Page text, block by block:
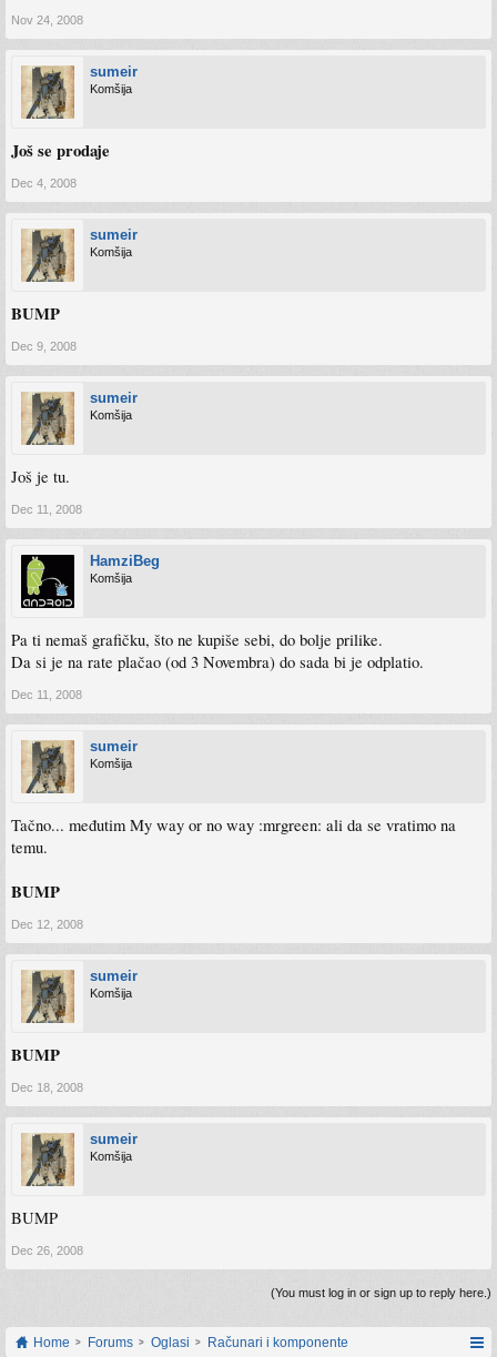
Nov 24, 2008
sumeir
Komšija
Još se prodaje
Dec 4, 2008
sumeir
Komšija
BUMP
Dec 9, 2008
sumeir
Komšija
Još je tu.
Dec 11, 2008
HamziBeg
Komšija
Pa ti nemaš grafičku, što ne kupiše sebi, do bolje prilike.
Da si je na rate plačao (od 3 Novembra) do sada bi je odplatio.
Dec 11, 2008
sumeir
Komšija
Tačno... međutim My way or no way :mrgreen: ali da se vratimo na
temu.
BUMP
Dec 12, 2008
sumeir
Komšija
BUMP
Dec 18, 2008
sumeir
Komšija
BUMP
Dec 26, 2008
(You must log in or sign up to reply here.)
Home Forums Oglasi Računari i komponente